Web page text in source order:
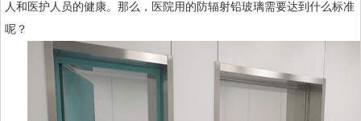
人和医护人员的健康。那么，医院用的防辐射铅玻璃需要达到什么标准
呢？